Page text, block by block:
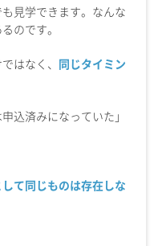
見学できます。なんな
のです。
はなく、 同じタイミン
込済みになっていた」
て同じものは存在しな